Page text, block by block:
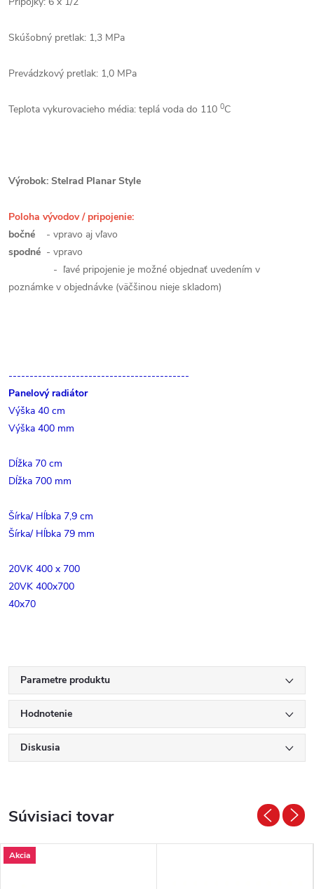
Skúšobný pretlak: 1,3 MPa
Prevádzkový pretlak: 1,0 MPa
Teplota vykurovacieho média: teplá voda do 110 0C
Výrobok: Stelrad Planar Style
Poloha vývodov / pripojenie:
bočné - vpravo aj vľavo
spodné - vpravo
- ľavé pripojenie je možné objednať uvedením v
poznámke v objednávke (väčšinou nieje skladom)
-------------------------------------------
Panelový radiátor
Výška 40 cm
Výška 400 mm
Dĺžka 70 cm
Dĺžka 700 mm
Šírka/ Hĺbka 7,9 cm
Šírka/ Hĺbka 79 mm
20VK 400 x 700
20VK 400x700
40x70
Parametre produktu
Hodnotenie
Diskusia
Súvisiaci tovar
Akcia